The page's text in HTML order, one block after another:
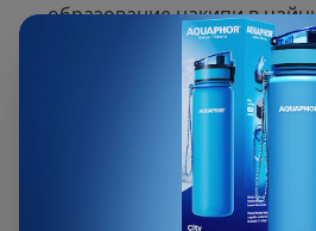
образование накипи в
и кофемашине. В жесткой
долго завариваются и
ароматными, а бульоны и
пресными, потому что из-за
минералов вода плохо
ингредиентов.
Аквафор c круглым гнездом